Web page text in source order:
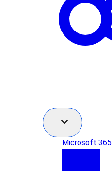
Microsoft 365